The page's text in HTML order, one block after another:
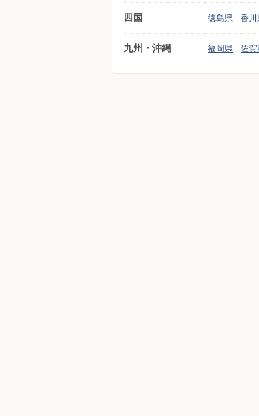
四国 徳島県 香川
九州・沖縄 福岡県 佐賀